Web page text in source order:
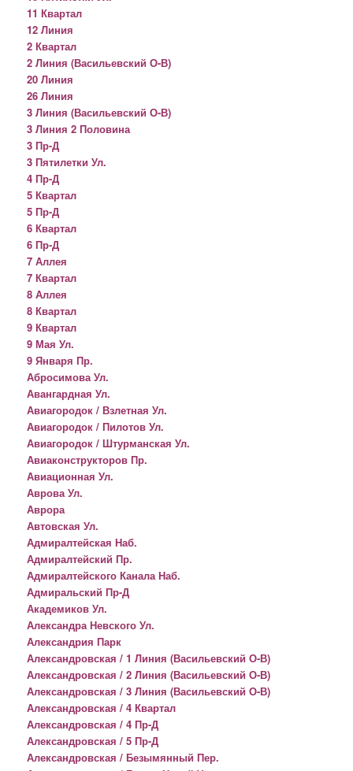
11 Квартал
12 Линия
2 Квартал
2 Линия (Васильевский О-В)
20 Линия
26 Линия
3 Линия (Васильевский О-В)
3 Линия 2 Половина
3 Пр-Д
3 Пятилетки Ул.
4 Пр-Д
5 Квартал
5 Пр-Д
6 Квартал
6 Пр-Д
7 Аллея
7 Квартал
8 Аллея
8 Квартал
9 Квартал
9 Мая Ул.
9 Января Пр.
Абросимова Ул.
Авангардная Ул.
Авиагородок / Взлетная Ул.
Авиагородок / Пилотов Ул.
Авиагородок / Штурманская Ул.
Авиаконструкторов Пр.
Авиационная Ул.
Аврова Ул.
Аврора
Автовская Ул.
Адмиралтейская Наб.
Адмиралтейский Пр.
Адмиралтейского Канала Наб.
Адмиральский Пр-Д
Академиков Ул.
Александра Невского Ул.
Александрия Парк
Александровская / 1 Линия (Васильевский О-В)
Александровская / 2 Линия (Васильевский О-В)
Александровская / 3 Линия (Васильевский О-В)
Александровская / 4 Квартал
Александровская / 4 Пр-Д
Александровская / 5 Пр-Д
Александровская / Безымянный Пер.